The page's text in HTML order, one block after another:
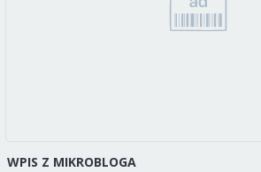
WPIS Z MIKROBLOGA